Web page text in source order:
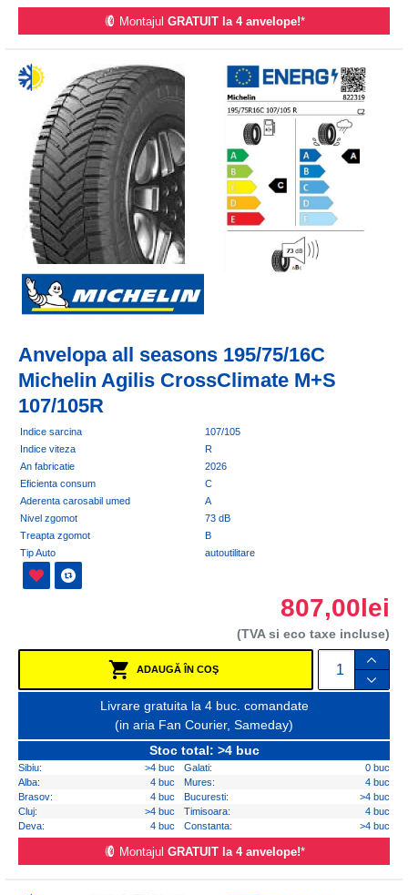
Montajul GRATUIT la 4 anvelope!*
Anvelopa all seasons 195/75/16C
Michelin Agilis CrossClimate M+S
107/105R
Indice sarcina
107/105
Indice viteza
R
An fabricatie
2026
Eficienta consum
C
Aderenta carosabil umed
A
Nivel zgomot
73 dB
Treapta zgomot
B
Tip Auto
autoutilitare
807,00lei
(TVA si eco taxe incluse)
ADAUGĂ ÎN COŞ
Livrare gratuita la 4 buc. comandate
(in aria Fan Courier, Sameday)
Stoc total: >4 buc
Sibiu: >4 buc Galati:
0 buc
Alba:
4 buc Mures:
4 buc
Brasov:
4 buc Bucuresti:
>4 buc
Cluj:
>4 buc Timisoara:
4 buc
Deva:
4 buc Constanta: >4 buc
Montajul GRATUIT la 4 anvelope!*